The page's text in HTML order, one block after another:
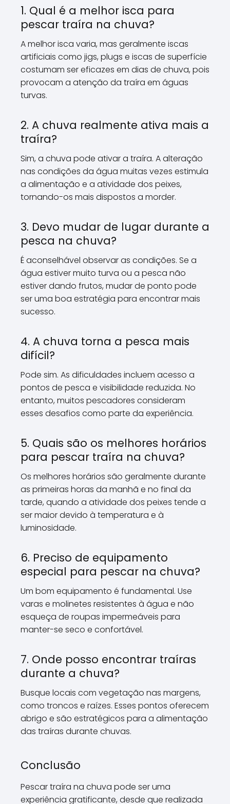
1. Qual é a melhor isca para
pescar traíra na chuva?
A melhor isca varia, mas geralmente iscas
artificiais como jigs, plugs e iscas de superfície
costumam ser eficazes em dias de chuva, pois
provocam a atenção da traíra em águas
turvas.
2. A chuva realmente ativa mais a
traíra?
Sim, a chuva pode ativar a traíra. A alteração
nas condições da água muitas vezes estimula
a alimentação e a atividade dos peixes,
tornando-os mais dispostos a morder.
3. Devo mudar de lugar durante a
pesca na chuva?
É aconselhável observar as condições. Se a
água estiver muito turva ou a pesca não
estiver dando frutos, mudar de ponto pode
ser uma boa estratégia para encontrar mais
sucesso.
4. A chuva torna a pesca mais
difícil?
Pode sim. As dificuldades incluem acesso a
pontos de pesca e visibilidade reduzida. No
entanto, muitos pescadores consideram
esses desafios como parte da experiência.
5. Quais são os melhores horários
para pescar traíra na chuva?
Os melhores horários são geralmente durante
as primeiras horas da manhã e no final da
tarde, quando a atividade dos peixes tende a
ser maior devido à temperatura e à
luminosidade.
6. Preciso de equipamento
especial para pescar na chuva?
Um bom equipamento é fundamental. Use
varas e molinetes resistentes à água e não
esqueça de roupas impermeáveis para
manter-se seco e confortável.
7. Onde posso encontrar traíras
durante a chuva?
Busque locais com vegetação nas margens,
como troncos e raízes. Esses pontos oferecem
abrigo e são estratégicos para a alimentação
das traíras durante chuvas.
Conclusão
Pescar traíra na chuva pode ser uma
experiência gratificante, desde que realizada